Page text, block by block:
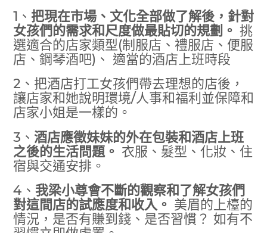
1、 把現在市場、文化全部做了解後，針對
女孩們的需求和尺度做最貼切的規劃。 挑
選適合的店家類型(制服店、禮服店、便服
店、鋼琴酒吧)、 適當的酒店上班時段
2、把酒店打工女孩們帶去理想的店後，
讓店家和她說明環境/人事和福利並保障和
店家小姐是一樣的。
3、 酒店應徵妹妹的外在包裝和酒店上班
之後的生活問題。 衣服、髮型、化妝、住
宿與交通安排。
4、 我梁小尊會不斷的觀察和了解女孩們
對這間店的試應度和收入。 美眉的上檯的
情況，是否有賺到錢、是否習慣？ 如有不